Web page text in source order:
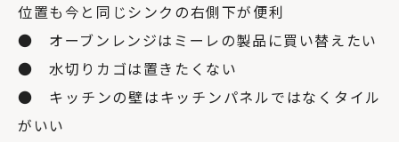
位置も今と同じシンクの右側下が便利
● オーブンレンジはミーレの製品に買い替えたい
● 水切りカゴは置きたくない
● キッチンの壁はキッチンパネルではなくタイル
がいい